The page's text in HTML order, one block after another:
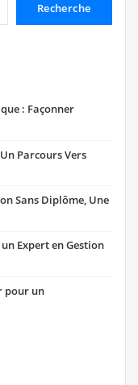
Recherche
: Façonner
Parcours Vers
Sans Diplôme, Une
Expert en Gestion
pour un